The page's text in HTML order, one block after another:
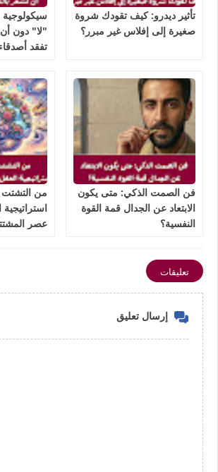
تأثير ديدرو: كيف تقودك شروة
صغيرة إلى إفلاس غير مبرر؟
"لا" دون
تفقد
فن الصمت الذكي: متى يكون
الابتعاد عن الجدال قمة القوة
النفسية؟
من التشتت
عصر
تعليقات
إرسال تعليق